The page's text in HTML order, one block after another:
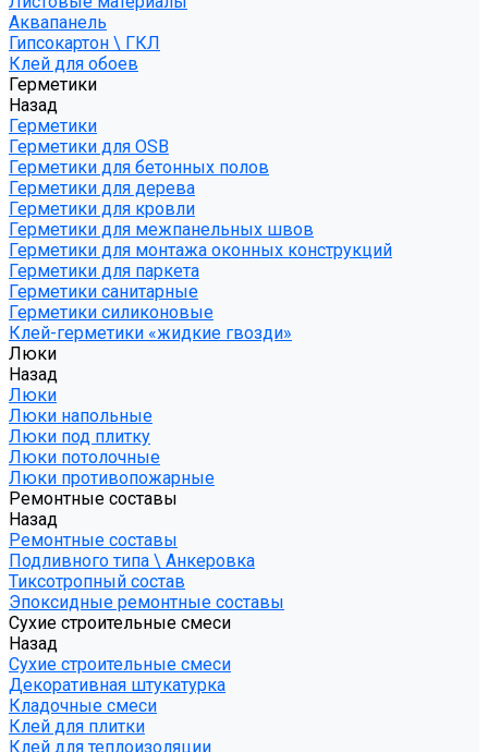
Аквапанель
Гипсокартон \ ГКЛ
Клей для обоев
Герметики
Назад
Герметики
Герметики для OSB
Герметики для бетонных полов
Герметики для дерева
Герметики для кровли
Герметики для межпанельных швов
Герметики для монтажа оконных конструкций
Герметики для паркета
Герметики санитарные
Герметики силиконовые
Клей-герметики «жидкие гвозди»
Люки
Назад
Люки
Люки напольные
Люки под плитку
Люки потолочные
Люки противопожарные
Ремонтные составы
Назад
Ремонтные составы
Подливного типа \ Анкеровка
Тиксотропный состав
Эпоксидные ремонтные составы
Сухие строительные смеси
Назад
Сухие строительные смеси
Декоративная штукатурка
Кладочные смеси
Клей для плитки
Клей для теплоизоляции